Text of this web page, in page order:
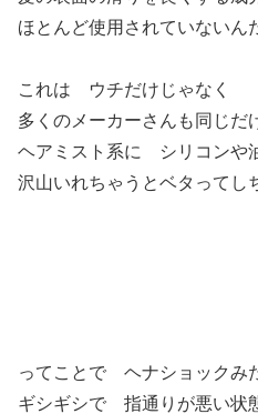
ほとんど使用されていないん
これは ウチだけじゃなく
多くのメーカーさんも同じだ
ヘアミスト系に シリコンや
沢山いれちゃうとベタってし
ってことで ヘナショックみ
ギシギシで 指通りが悪い状